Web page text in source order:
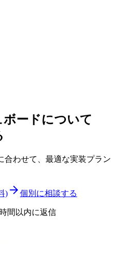
ードについて
合わせて、最適な実装プラン
) 個別に相談する
間以内に返信